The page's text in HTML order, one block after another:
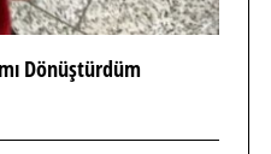
Dönüştürdüm